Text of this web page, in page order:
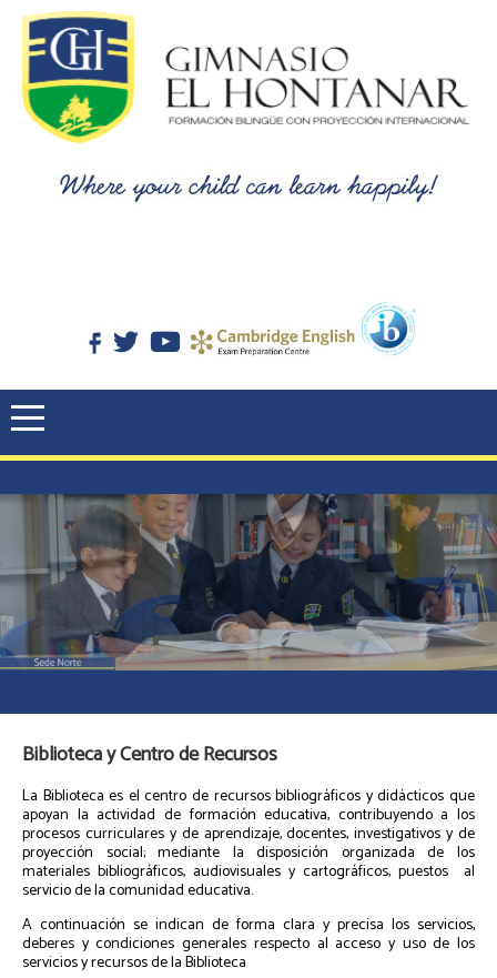
Biblioteca y Centro de Recursos
La Biblioteca es el centro de recursos bibliográficos y didácticos que
apoyan la actividad de formación educativa, contribuyendo a los
procesos curriculares y de aprendizaje, docentes, investigativos y de
proyección social; mediante la disposición organizada de los
materiales bibliográficos, audiovisuales y cartográficos, puestos al
servicio de la comunidad educativa.
A continuación se indican de forma clara y precisa los servicios,
deberes y condiciones generales respecto al acceso y uso de los
servicios y recursos de la Biblioteca